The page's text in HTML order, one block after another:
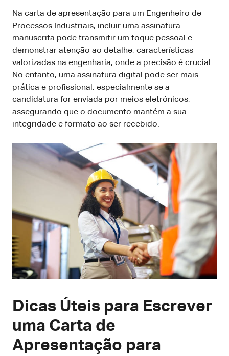
Na carta de apresentação para um Engenheiro de
Processos Industriais, incluir uma assinatura
manuscrita pode transmitir um toque pessoal e
demonstrar atenção ao detalhe, características
valorizadas na engenharia, onde a precisão é crucial.
No entanto, uma assinatura digital pode ser mais
prática e profissional, especialmente se a
candidatura for enviada por meios eletrónicos,
assegurando que o documento mantém a sua
integridade e formato ao ser recebido.
Dicas Úteis para Escrever
uma Carta de
Apresentação para